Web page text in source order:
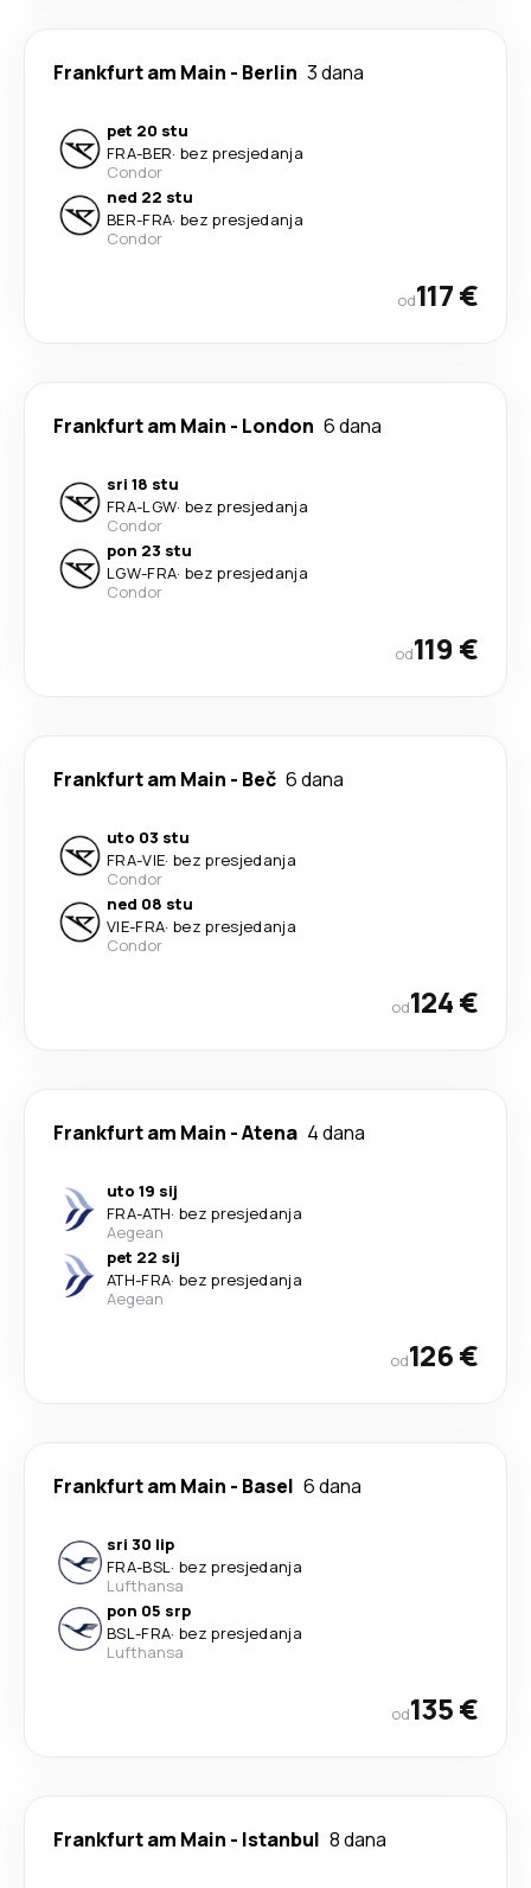
Frankfurt am Main - Berlin 3 dana
pet 20 stu
FRA-BER· bez presjedanja
Condor
ned 22 stu
BER-FRA· bez presjedanja
Condor
od117 €
Frankfurt am Main - London 6 dana
sri 18 stu
FRA-LGW· bez presjedanja
Condor
pon 23 stu
LGW-FRA· bez presjedanja
Condor
od119 €
Frankfurt am Main - Beč 6 dana
uto 03 stu
FRA-VIE· bez presjedanja
Condor
ned 08 stu
VIE-FRA· bez presjedanja
Condor
od124 €
Frankfurt am Main -Atena 4 dana
uto 19 sij
FRA-ATH· bez presjedanja
Aegean
pet 22 sij
ATH-FRA· bez presjedanja
Aegean
od126 €
Frankfurt am Main - Basel 6 dana
sri 30 lip
FRA-BSL· bez presjedanja
Lufthansa
pon 05 srp
BSL-FRA· bez presjedanja
Lufthansa
od135 €
Frankfurt am Main - Istanbul 8 dana